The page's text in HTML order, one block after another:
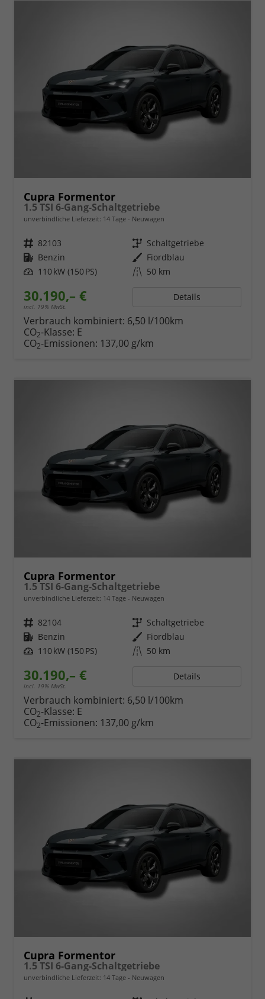
Cupra Formentor
1.5 TSI 6-Gang-Schaltgetriebe
unverbindliche Lieferzeit: 14 Tage Neuwagen
Fahrzeugnr. 82103 Getriebe Schaltgetriebe
Kraftstoff Benzin Außenfarbe Fiordblau
Leistung 110 kW (150 PS) Kilometerstand 50 km
30.190,– €
incl. 19% MwSt.
Details
Verbrauch kombiniert: 6,50 l/100km
CO2-Klasse: E
CO2-Emissionen: 137,00 g/km
Cupra Formentor
1.5 TSI 6-Gang-Schaltgetriebe
unverbindliche Lieferzeit: 14 Tage Neuwagen
Fahrzeugnr. 82104 Getriebe Schaltgetriebe
Kraftstoff Benzin Außenfarbe Fiordblau
Leistung 110 kW (150 PS) Kilometerstand 50 km
30.190,– €
incl. 19% MwSt.
Details
Verbrauch kombiniert: 6,50 l/100km
CO2-Klasse: E
CO2-Emissionen: 137,00 g/km
Cupra Formentor
1.5 TSI 6-Gang-Schaltgetriebe
unverbindliche Lieferzeit: 14 Tage Neuwagen